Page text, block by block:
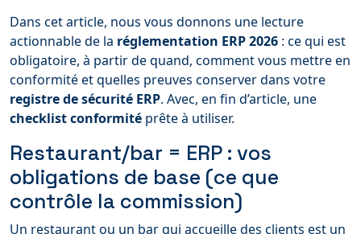
Dans cet article, nous vous donnons une lecture
actionnable de la réglementation ERP 2026 : ce qui est
obligatoire, à partir de quand, comment vous mettre en
conformité et quelles preuves conserver dans votre
registre de sécurité ERP. Avec, en fin d’article, une
checklist conformité prête à utiliser.
Restaurant/bar = ERP : vos
obligations de base (ce que
contrôle la commission)
Un restaurant ou un bar qui accueille des clients est un